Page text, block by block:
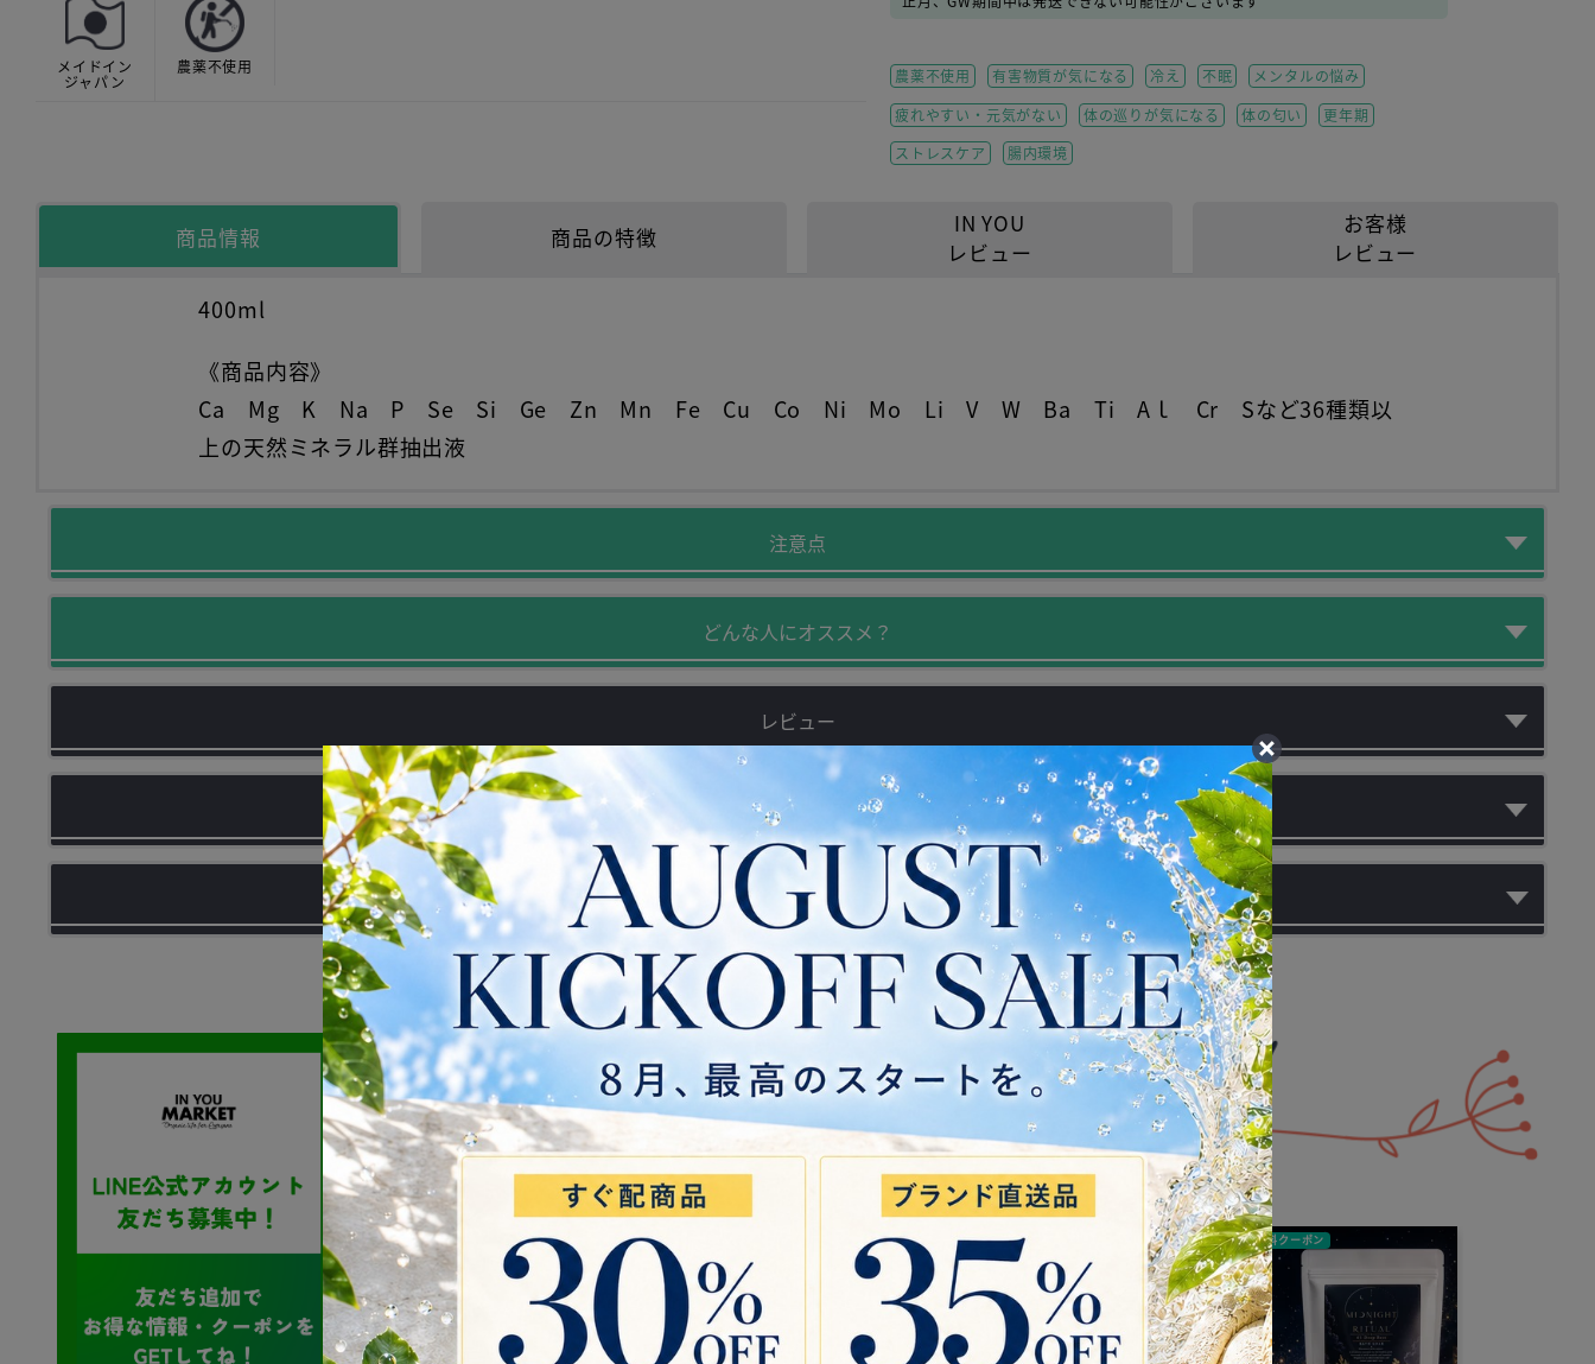
メイドイン
ジャパン
農薬不使用 農薬不使用 有害物質が気になる 冷え 不眠
メンタルの悩み
疲れやすい・元気がない
体の巡りが気になる 体の匂い
更年期
ストレスケア
腸内環境
商品情報 商品の特徴
IN YOU
レビュー
お客様
レビュー
400ml
《商品内容》
Ca Mg K Na P Se Si Ge Zn Mn Fe Cu Co Ni Mo Li V W Ba Ti Aｌ Cr Sなど36種類以
上の天然ミネラル群抽出液
注意点
どんな人にオススメ？
レビュー
商品の画像一覧
お問い合わせ
送料無料クーポン 送料無料クーポン 送料無料クーポン
×
表示価格からさらに
送料 無料
送料無料クーポン
残り 11:28:59:6
15000円以上のお買い上げでご利用頂け
る送料無料クーポンです。
ログインして獲得
Code: FS15000-e
※ ¥15,000以上のご注文
※ 有効期限内にご利用ください